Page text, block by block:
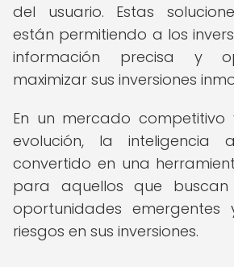
del usuario. Estas
están permitiendo a los
información precisa y
maximizar sus inversiones
En un mercado
evolución, la inteligencia
convertido en una
para aquellos que
oportunidades emergentes
riesgos en sus inversiones.